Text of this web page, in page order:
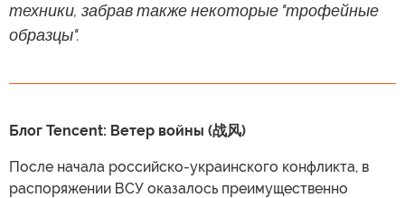
техники, забрав также некоторые "трофейные
образцы".
Блог Tencent: Ветер войны (战风)
После начала российско-украинского конфликта, в
распоряжении ВСУ оказалось преимущественно